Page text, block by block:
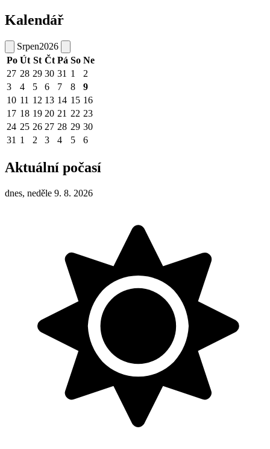
Kalendář
Srpen2026
Po Út St Čt Pá So Ne
27 28 29 30 31 1
2
3
4 5 6 7 8
9
10 11 12 13 14 15 16
17 18 19 20 21 22 23
24 25 26 27 28 29 30
31 1 2 3 4 5 6
Aktuální počasí
dnes, neděle 9. 8. 2026